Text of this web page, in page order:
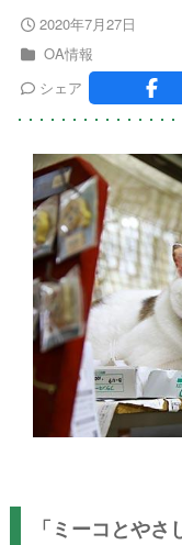
2020年7月27日
OA情報
シェア
「ミーコとやさ